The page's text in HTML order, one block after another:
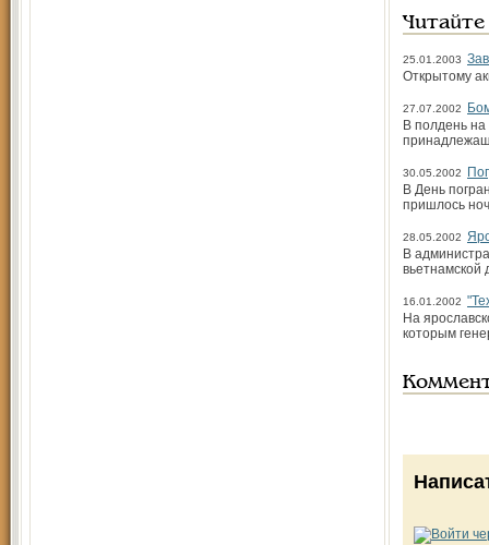
25.01.2003
Открытому
27.07.2002
В полдень
30.05.2002
В День
пришлось
28.05.2002
В
вьетнамской
16.01.2002
На
которым